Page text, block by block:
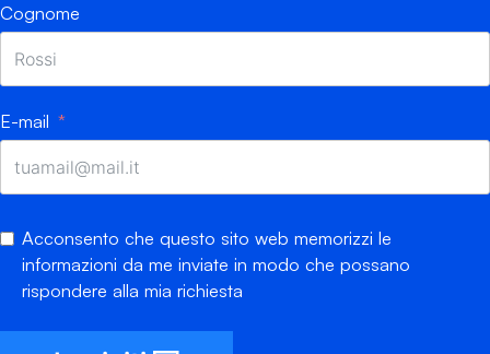
Cognome
E-mail
Acconsento che questo sito web memorizzi le
informazioni da me inviate in modo che possano
rispondere alla mia richiesta